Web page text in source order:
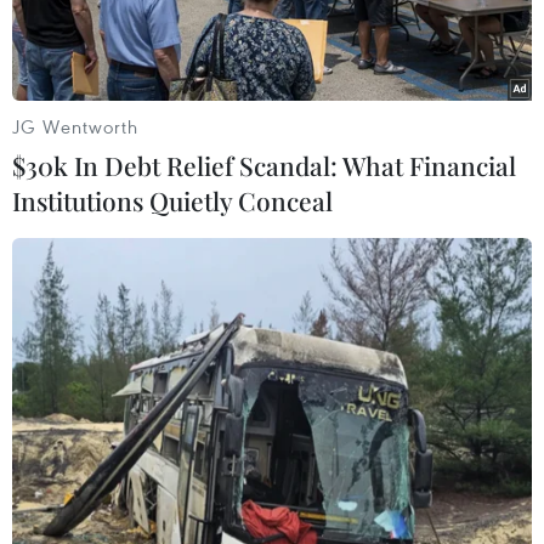
Danh sách những cá nhân bị trừ tiền xét nghiệm RT-PCR với giá
"cắt cổ" ở Bình Dương lan truyền trên mạng xã hội những ngày
qua. (Nguồn: nld.com.vn)
Ngày 13/12, Ban Quản lý các khu công nghiệp
JG Wentworth
$30k In Debt Relief Scandal: What Financial
Institutions Quietly Conceal